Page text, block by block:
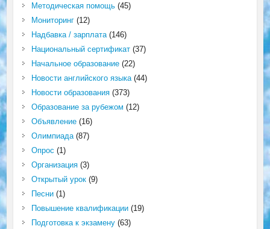
Методическая помощь(45)
Мониторинг(12)
Надбавка / зарплата(146)
Национальный сертификат(37)
Начальное образование(22)
Новости английского языка(44)
Новости образования(373)
Образование за рубежом (12)
Объявление(16)
Олимпиада(87)
Опрос (1)
Организация(3)
Открытый урок(9)
Песни(1)
Повышение квалификации(19)
Подготовка к экзамену(63)